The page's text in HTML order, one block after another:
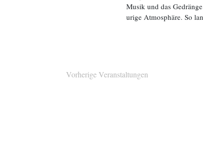
Musik und das
urige Atmosphäre. So
VorherigeVeranstaltungen